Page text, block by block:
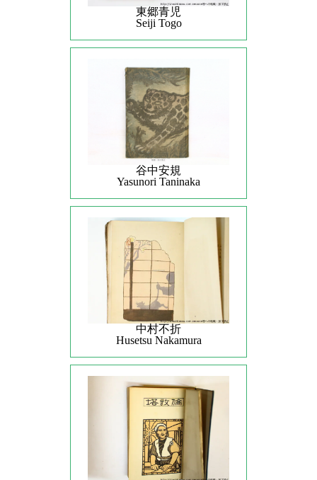
東郷青児
Seiji Togo
谷中安規
Yasunori Taninaka
中村不折
Husetsu Nakamura